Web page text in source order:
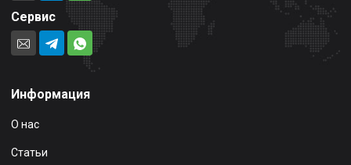
Сервис
Информация
О нас
Статьи